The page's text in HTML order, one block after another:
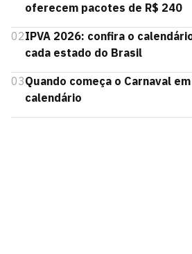
oferecem pacotes de R$ 240
02IPVA 2026: confira o
cada estado do Brasil
03Quando começa o Carnaval
calendário